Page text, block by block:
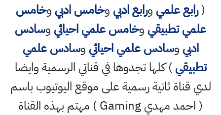
(رابع علمي ورابع ادبي وخامس ادبي وخامس
علمي تطبيقي وخامس علمي احيائي وسادس
ادبي وسادس علمي احيائي وسادس علمي
تطبيقي) كلها تجدوها في قناتي الرسمية وايضا
لدي قناة ثانية رسمية على موقع اليوتيوب باسم
( احمد مهدي Gaming ) مهتم بهذه القناة